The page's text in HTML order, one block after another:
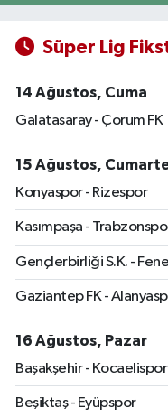
Süper Lig
14 Ağustos, Cuma
Galatasaray - Çorum FK
15 Ağustos,
Konyaspor - Rizespor
Kasımpaşa -
Gençlerbirliği S.K. -
Gaziantep FK -
16 Ağustos, Pazar
Başakşehir - Kocaelispor
Beşiktaş - Eyüpspor